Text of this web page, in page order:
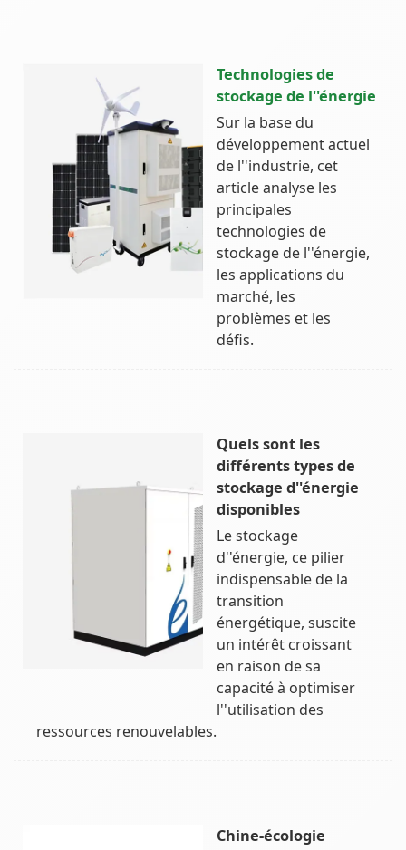
Technologies de
stockage de l''énergie
Sur la base du
développement actuel
de l''industrie, cet
article analyse les
principales
technologies de
stockage de l''énergie,
les applications du
marché, les
problèmes et les
défis.
Quels sont les
différents types de
stockage d''énergie
disponibles
Le stockage
d''énergie, ce pilier
indispensable de la
transition
énergétique, suscite
un intérêt croissant
en raison de sa
capacité à optimiser
l''utilisation des
ressources renouvelables.
Chine-écologie